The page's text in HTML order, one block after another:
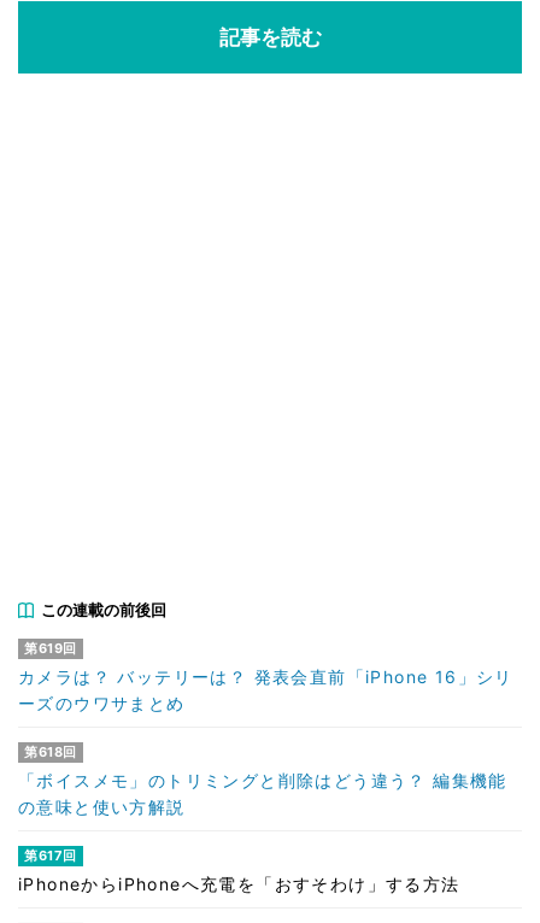
記事を読む
この連載の前後回
第619回
カメラは？ バッテリーは？ 発表会直前「iPhone 16」シリ
ーズのウワサまとめ
第618回
「ボイスメモ」のトリミングと削除はどう違う？ 編集機能
の意味と使い方解説
第617回
iPhoneからiPhoneへ充電を「おすそわけ」する方法